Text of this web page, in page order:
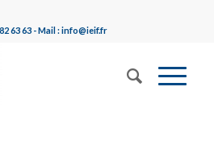
63 63 - Mail : info@ieif.fr